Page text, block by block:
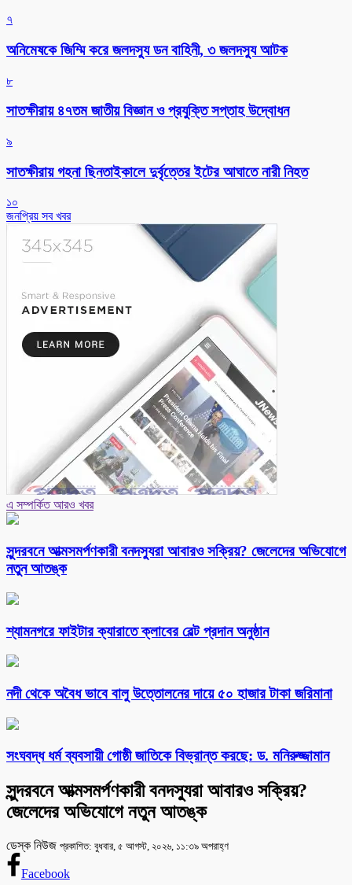
৭
অনিমেষকে জিম্মি করে জলদস্যু ডন বাহিনী, ৩ জলদস্যু আটক
৮
সাতক্ষীরায় ৪৭তম জাতীয় বিজ্ঞান ও প্রযুক্তি সপ্তাহ উদ্বোধন
৯
সাতক্ষীরায় গহনা ছিনতাইকালে দুর্বৃত্তের ইটের আঘাতে নারী নিহত
১০
জনপ্রিয় সব খবর
এ সম্পর্কিত আরও খবর
সুন্দরবনে আত্মসমর্পণকারী বনদস্যুরা আবারও সক্রিয়? জেলেদের অভিযোগে
নতুন আতঙ্ক
শ্যামনগরে ফাইটার ক্যারাতে ক্লাবের বেল্ট প্রদান অনুষ্ঠান
নদী থেকে অবৈধ ভাবে বালু উত্তোলনের দায়ে ৫০ হাজার টাকা জরিমানা
সংঘবদ্ধ ধর্ম ব্যবসায়ী গোষ্ঠী জাতিকে বিভ্রান্ত করছে: ড. মনিরুজ্জামান
সুন্দরবনে আত্মসমর্পণকারী বনদস্যুরা আবারও সক্রিয়?
জেলেদের অভিযোগে নতুন আতঙ্ক
ডেস্ক নিউজ প্রকাশিত: বুধবার, ৫ আগস্ট, ২০২৬, ১১:৩৯ অপরাহ্ণ
Facebook